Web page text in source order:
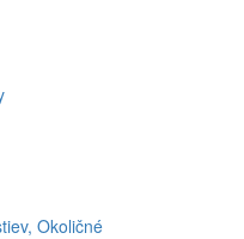
Okoličné